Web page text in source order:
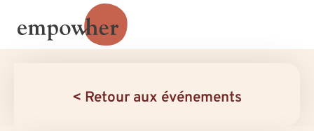
< Retour aux événements